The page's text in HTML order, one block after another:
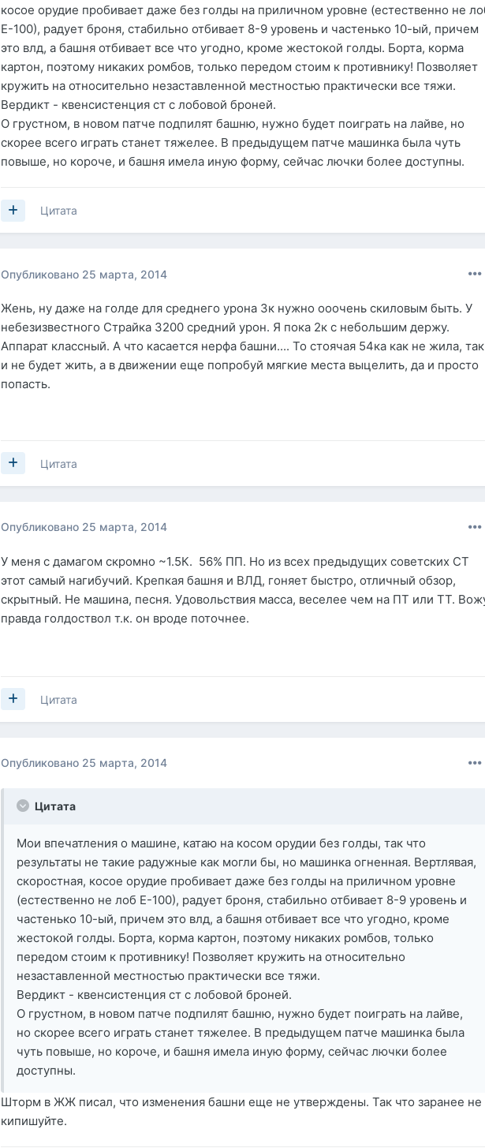
косое орудие пробивает даже без голды на приличном уровне (естественно не
Е-100), радует броня, стабильно отбивает 8-9 уровень и частенько 10-ый, причем
это влд, а башня отбивает все что угодно, кроме жестокой голды. Борта, корма
картон, поэтому никаких ромбов, только передом стоим к противнику! Позволяет
кружить на относительно незаставленной местностью практически все тяжи.
Вердикт - квенсистенция ст с лобовой броней.
О грустном, в новом патче подпилят башню, нужно будет поиграть на лайве, но
скорее всего играть станет тяжелее. В предыдущем патче машинка была чуть
повыше, но короче, и башня имела иную форму, сейчас лючки более доступны.
Цитата
Опубликовано 25 марта, 2014
Жень, ну даже на голде для среднего урона 3к нужно ооочень скиловым быть. У
небезизвестного Страйка 3200 средний урон. Я пока 2к с небольшим держу.
Аппарат классный. А что касается нерфа башни.... То стоячая 54ка как не жила, так
и не будет жить, а в движении еще попробуй мягкие места выцелить, да и просто
попасть.
Цитата
Опубликовано 25 марта, 2014
У меня с дамагом скромно ~1.5К. 56% ПП. Но из всех предыдущих советских СТ
этот самый нагибучий. Крепкая башня и ВЛД, гоняет быстро, отличный обзор,
скрытный. Не машина, песня. Удовольствия масса, веселее чем на ПТ или ТТ.
правда голдоствол т.к. он вроде поточнее.
Цитата
Опубликовано 25 марта, 2014
Цитата
Мои впечатления о машине, катаю на косом орудии без голды, так что
результаты не такие радужные как могли бы, но машинка огненная. Вертлявая,
скоростная, косое орудие пробивает даже без голды на приличном уровне
(естественно не лоб Е-100), радует броня, стабильно отбивает 8-9 уровень и
частенько 10-ый, причем это влд, а башня отбивает все что угодно, кроме
жестокой голды. Борта, корма картон, поэтому никаких ромбов, только
передом стоим к противнику! Позволяет кружить на относительно
незаставленной местностью практически все тяжи.
Вердикт - квенсистенция ст с лобовой броней.
О грустном, в новом патче подпилят башню, нужно будет поиграть на лайве,
но скорее всего играть станет тяжелее. В предыдущем патче машинка была
чуть повыше, но короче, и башня имела иную форму, сейчас лючки более
доступны.
Шторм в ЖЖ писал, что изменения башни еще не утверждены. Так что заранее не
кипишуйте.